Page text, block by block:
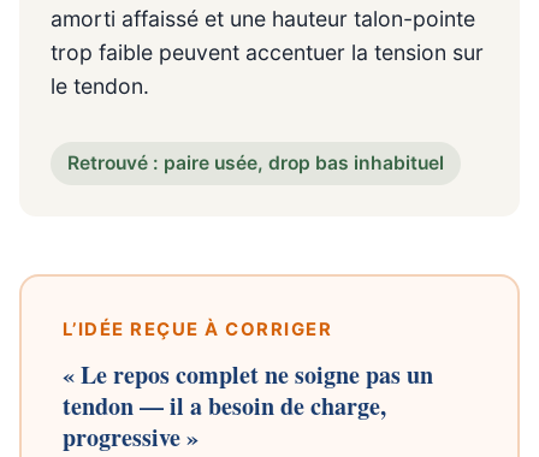
amorti affaissé et une hauteur talon-pointe
trop faible peuvent accentuer la tension sur
le tendon.
Retrouvé : paire usée, drop bas inhabituel
L’IDÉE REÇUE À CORRIGER
« Le repos complet ne soigne pas un
tendon — il a besoin de charge,
progressive »